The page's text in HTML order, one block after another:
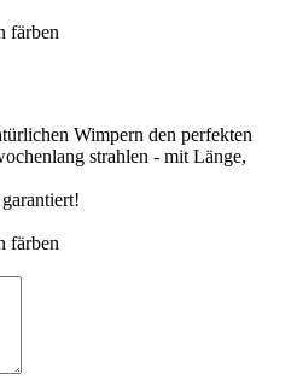
färben
Wimpern den perfekten
strahlen - mit Länge,
färben